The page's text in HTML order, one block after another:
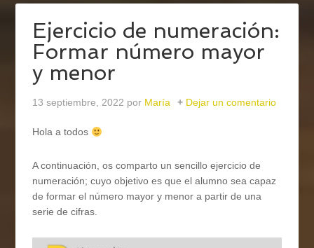
Ejercicio de numeración:
Formar número mayor
y menor
13 septiembre, 2022 por María Dejar un comentario
Hola a todos
A continuación, os comparto un sencillo ejercicio de
numeración; cuyo objetivo es que el alumno sea capaz
de formar el número mayor y menor a partir de una
serie de cifras.